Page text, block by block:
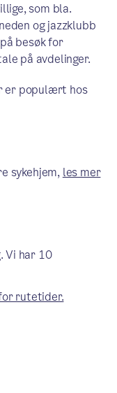
som bla.
og jazzklubb
besøk for
på avdelinger.
er populært hos
sykehjem, les mer
Vi har 10
rutetider.